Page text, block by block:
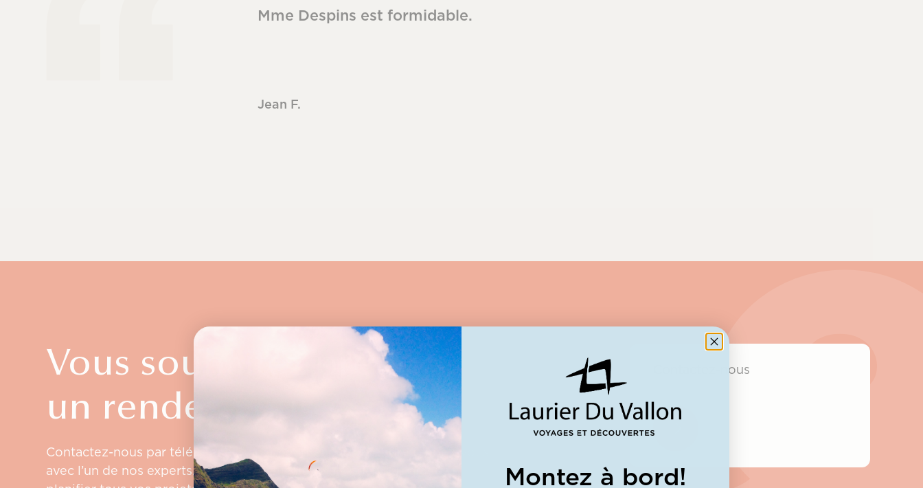
Mme Despins est formidable.
Jean F.
Vous souhaitez prendre
un rendez-vous ?
Contactez-nous par téléphone ou par courriel pour prendre rendez-vous
avec l’un de nos experts. Il nous fera ensuite plaisir de vous aider à
Contactez-nous
Montez à bord!